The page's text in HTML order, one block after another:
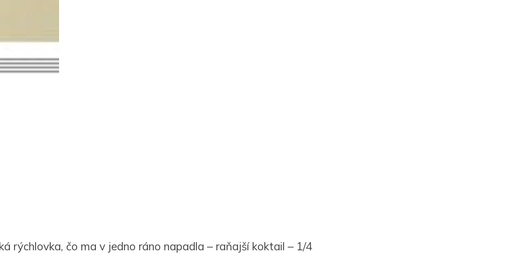
rýchlovka, čo ma v jedno ráno napadla – raňajší koktail – 1/4